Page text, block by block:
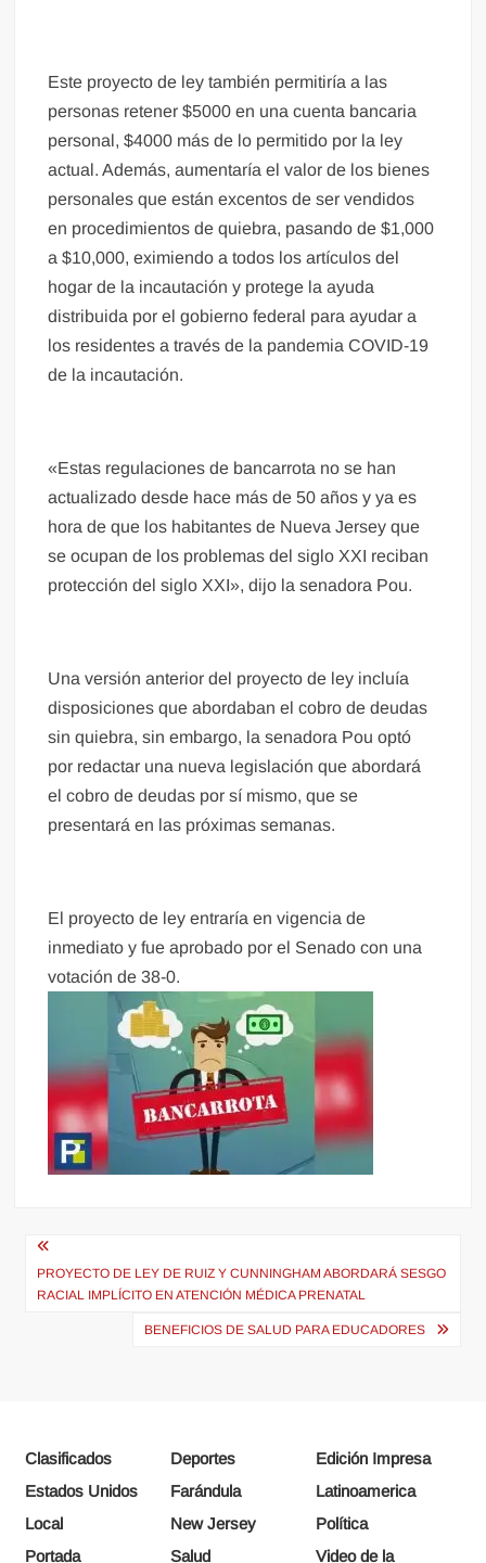
Este proyecto de ley también permitiría a las
personas retener $5000 en una cuenta bancaria
personal, $4000 más de lo permitido por la ley
actual. Además, aumentaría el valor de los bienes
personales que están excentos de ser vendidos
en procedimientos de quiebra, pasando de $1,000
a $10,000, eximiendo a todos los artículos del
hogar de la incautación y protege la ayuda
distribuida por el gobierno federal para ayudar a
los residentes a través de la pandemia COVID-19
de la incautación.
«Estas regulaciones de bancarrota no se han
actualizado desde hace más de 50 años y ya es
hora de que los habitantes de Nueva Jersey que
se ocupan de los problemas del siglo XXI reciban
protección del siglo XXI», dijo la senadora Pou.
Una versión anterior del proyecto de ley incluía
disposiciones que abordaban el cobro de deudas
sin quiebra, sin embargo, la senadora Pou optó
por redactar una nueva legislación que abordará
el cobro de deudas por sí mismo, que se
presentará en las próximas semanas.
El proyecto de ley entraría en vigencia de
inmediato y fue aprobado por el Senado con una
votación de 38-0.
Navegación
de
PROYECTO DE LEY DE RUIZ Y CUNNINGHAM ABORDARÁ SESGO
RACIAL IMPLÍCITO EN ATENCIÓN MÉDICA PRENATAL
BENEFICIOS DE SALUD PARA EDUCADORES
Clasificados Deportes
Edición Impresa
Estados Unidos
Farándula
Latinoamerica
Local
New Jersey
Política
Portada
Salud Video de la